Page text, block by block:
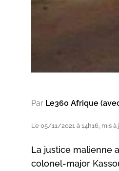
Par Le360 Afrique
Le 05/11/2021 à 14h16, mis
La justice malienne
colonel-major